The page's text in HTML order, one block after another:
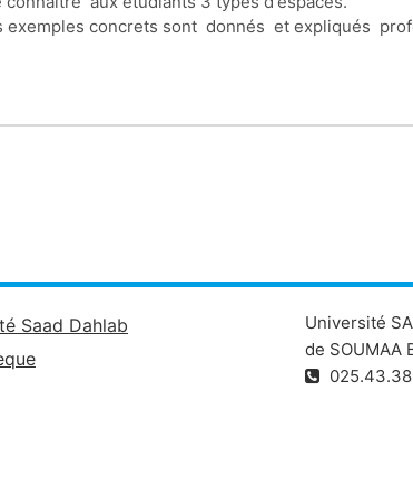
exemples concrets sont donnés et expliqués
Saad Dahlab
Université
de SOUMAA